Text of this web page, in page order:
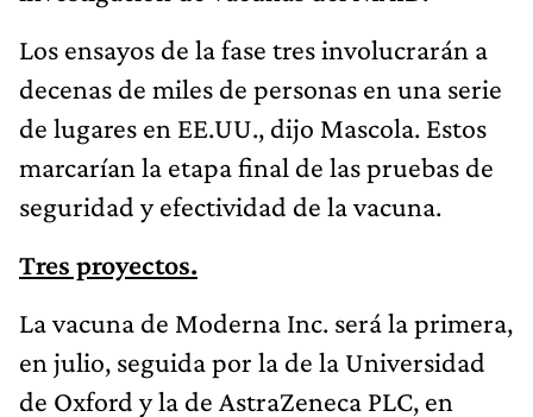
Los ensayos de la fase tres involucrarán a
decenas de miles de personas en una serie
de lugares en EE.UU., dijo Mascola. Estos
marcarían la etapa final de las pruebas de
seguridad y efectividad de la vacuna.
Tres proyectos.
La vacuna de Moderna Inc. será la primera,
en julio, seguida por la de la Universidad
de Oxford y la de AstraZeneca PLC, en